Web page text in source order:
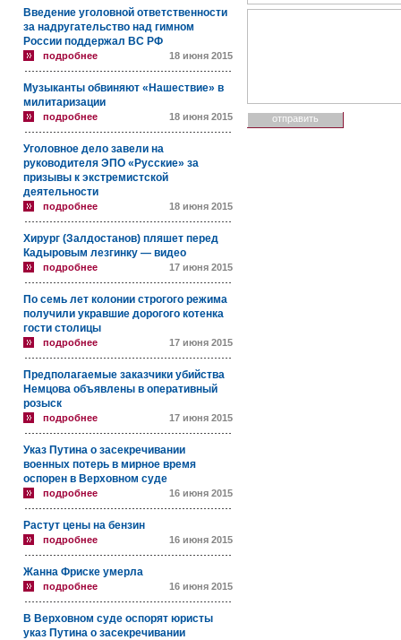
Введение уголовной ответственности
за надругательство над гимном
России поддержал ВС РФ
подробнее 18 июня 2015
Музыканты обвиняют «Нашествие» в
милитаризации
подробнее 18 июня 2015
Уголовное дело завели на
руководителя ЭПО «Русские» за
призывы к экстремистской
деятельности
подробнее 18 июня 2015
Хирург (Залдостанов) пляшет перед
Кадыровым лезгинку — видео
подробнее 17 июня 2015
По семь лет колонии строгого режима
получили укравшие дорогого котенка
гости столицы
подробнее 17 июня 2015
Предполагаемые заказчики убийства
Немцова объявлены в оперативный
розыск
подробнее 17 июня 2015
Указ Путина о засекречивании
военных потерь в мирное время
оспорен в Верховном суде
подробнее 16 июня 2015
Растут цены на бензин
подробнее 16 июня 2015
Жанна Фриске умерла
подробнее 16 июня 2015
В Верховном суде оспорят юристы
указ Путина о засекречивании